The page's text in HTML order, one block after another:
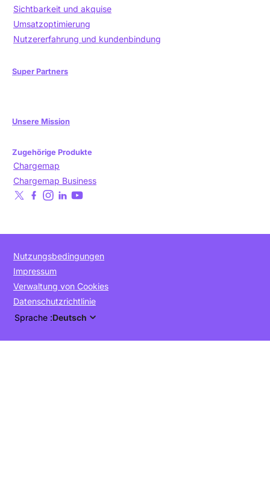
Sichtbarkeit und akquise
Umsatzoptimierung
Nutzererfahrung und kundenbindung
Super Partners
Unsere Mission
Zugehörige Produkte
Chargemap
Chargemap Business
Nutzungsbedingungen
Impressum
Verwaltung von Cookies
Datenschutzrichtlinie
Sprache :Deutsch